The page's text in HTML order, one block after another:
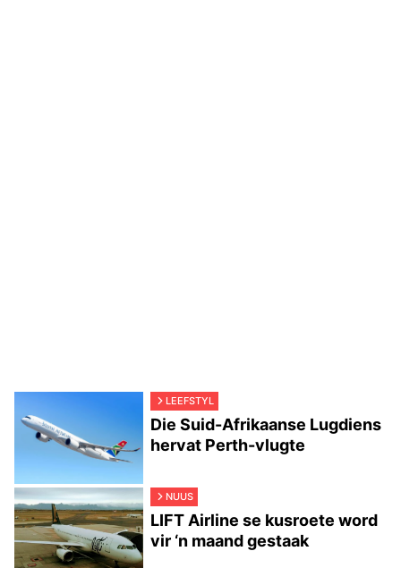
LEEFSTYL
Die Suid-Afrikaanse Lugdiens
hervat Perth-vlugte
NUUS
LIFT Airline se kusroete word
vir ‘n maand gestaak